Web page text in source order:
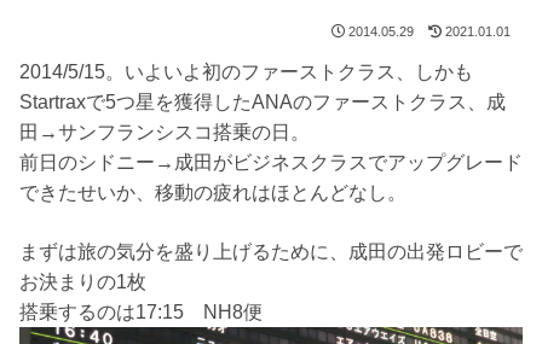
2014.05.29 2021.01.01
2014/5/15。いよいよ初のファーストクラス、しかも
Startraxで5つ星を獲得したANAのファーストクラス、成
田→サンフランシスコ搭乗の日。
前日のシドニー→成田がビジネスクラスでアップグレード
できたせいか、移動の疲れはほとんどなし。
まずは旅の気分を盛り上げるために、成田の出発ロビーで
お決まりの1枚
搭乗するのは17:15 NH8便